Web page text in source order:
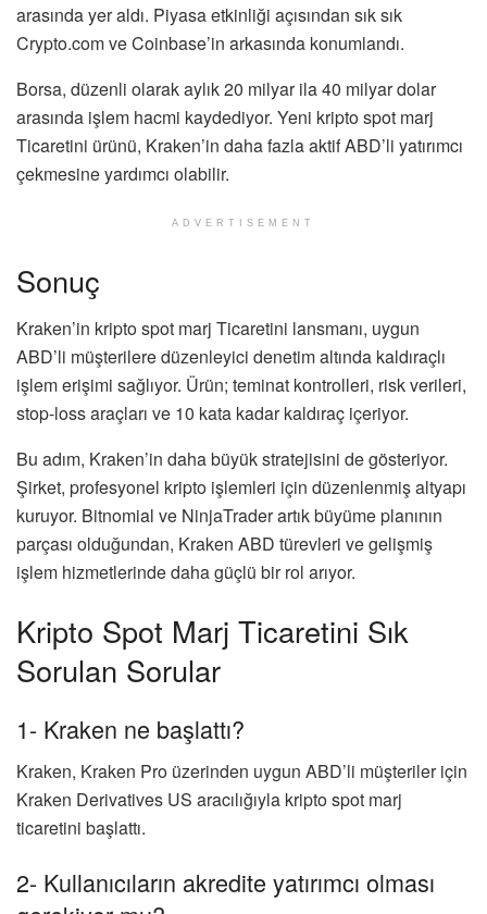
arasında yer aldı. Piyasa etkinliği açısından sık sık
Crypto.com ve Coinbase’in arkasında konumlandı.
Borsa, düzenli olarak aylık 20 milyar ila 40 milyar dolar
arasında işlem hacmi kaydediyor. Yeni kripto spot marj
Ticaretini ürünü, Kraken’in daha fazla aktif ABD’li yatırımcı
çekmesine yardımcı olabilir.
ADVERTISEMENT
Sonuç
Kraken’in kripto spot marj Ticaretini lansmanı, uygun
ABD’li müşterilere düzenleyici denetim altında kaldıraçlı
işlem erişimi sağlıyor. Ürün; teminat kontrolleri, risk verileri,
stop-loss araçları ve 10 kata kadar kaldıraç içeriyor.
Bu adım, Kraken’in daha büyük stratejisini de gösteriyor.
Şirket, profesyonel kripto işlemleri için düzenlenmiş altyapı
kuruyor. Bitnomial ve NinjaTrader artık büyüme planının
parçası olduğundan, Kraken ABD türevleri ve gelişmiş
işlem hizmetlerinde daha güçlü bir rol arıyor.
Kripto Spot Marj Ticaretini Sık
Sorulan Sorular
1- Kraken ne başlattı?
Kraken, Kraken Pro üzerinden uygun ABD’li müşteriler için
Kraken Derivatives US aracılığıyla kripto spot marj
ticaretini başlattı.
2- Kullanıcıların akredite yatırımcı olması